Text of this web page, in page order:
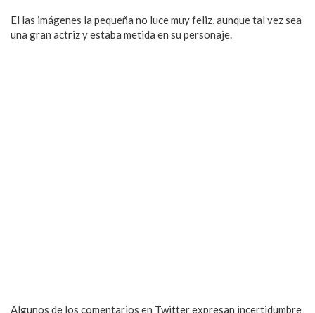
El las imágenes la pequeña no luce muy feliz, aunque tal vez sea
una gran actriz y estaba metida en su personaje.
Algunos de los comentarios en Twitter expresan incertidumbre